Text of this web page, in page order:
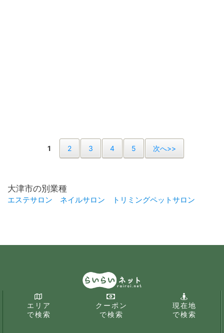
1 2 3 4 5 次へ>>
大津市の別業種
エステサロン ネイルサロン トリミングペットサロン
エリア
で検索
クーポン
で検索
現在地
で検索